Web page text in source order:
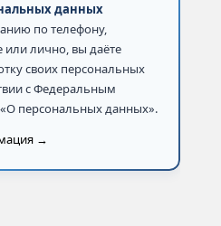
данных
по телефону,
или лично, вы даёте
своих персональных
с Федеральным
персональных данных».
→